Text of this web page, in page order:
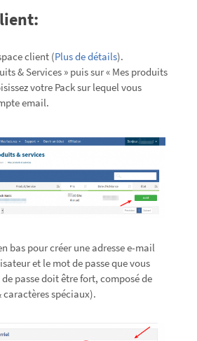
client (Plus de détails).
& Services » puis sur « Mes produits
votre Pack sur lequel vous
email.
bas pour créer une adresse e-mail
et le mot de passe que vous
passe doit être fort, composé de
caractères spéciaux).